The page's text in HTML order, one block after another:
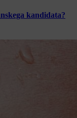
kandidata?